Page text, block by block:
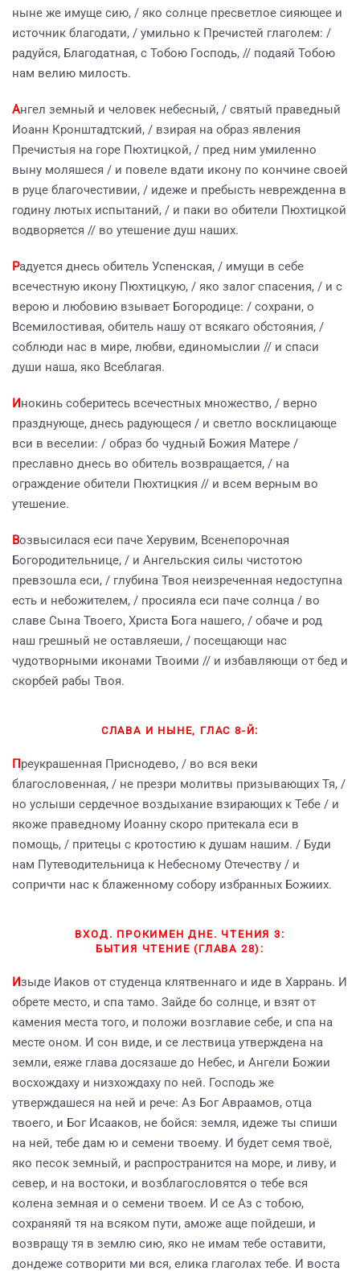
ныне же имуще сию, / яко солнце пресветлое сияющее и
источник благодати, / умильно к Пречистей глаголем: /
радуйся, Благодатная, с Тобою Господь, // подаяй Тобою
нам велию милость.
Ангел земный и человек небесный, / святый праведный
Иоанн Кронштадтский, / взирая на образ явления
Пречистыя на горе Пюхтицкой, / пред ним умиленно
выну моляшеся / и повеле вдати икону по кончине своей
в руце благочестивии, / идеже и пребысть неврежденна в
годину лютых испытаний, / и паки во обители Пюхтицкой
водворяется // во утешение душ наших.
Радуется днесь обитель Успенская, / имущи в себе
всечестную икону Пюхтицкую, / яко залог спасения, / и с
верою и любовию взывает Богородице: / сохрани, о
Всемилостивая, обитель нашу от всякаго обстояния, /
соблюди нас в мире, любви, единомыслии // и спаси
души наша, яко Всеблагая.
Инокинь соберитесь всечестных множество, / верно
празднующе, днесь радующеся / и светло восклицающе
вси в веселии: / образ бо чудный Божия Матере /
преславно днесь во обитель возвращается, / на
ограждение обители Пюхтицкия // и всем верным во
утешение.
Возвысилася еси паче Херувим, Всенепорочная
Богородительнице, / и Ангельския силы чистотою
превзошла еси, / глубина Твоя неизреченная недоступна
есть и небожителем, / просияла еси паче солнца / во
славе Сына Твоего, Христа Бога нашего, / обаче и род
наш грешный не оставляеши, / посещающи нас
чудотворными иконами Твоими // и избавляющи от бед и
скорбей рабы Твоя.
СЛАВА И НЫНЕ, ГЛАС 8-Й:
Преукрашенная Приснодево, / во вся веки
благословенная, / не презри молитвы призывающих Тя, /
но услыши сердечное воздыхание взирающих к Тебе / и
якоже праведному Иоанну скоро притекала еси в
помощь, / притецы с кротостию к душам нашим. / Буди
нам Путеводительница к Небесному Отечеству / и
сопричти нас к блаженному собору избранных Божиих.
ВХОД. ПРОКИМЕН ДНЕ. ЧТЕНИЯ 3:
БЫТИЯ ЧТЕНИЕ (ГЛАВА 28):
Изыде Иаков от студенца клятвеннаго и иде в Харрань. И
обрете место, и спа тамо. Зайде бо солнце, и взят от
камения места того, и положи возглавие себе, и спа на
месте оном. И сон виде, и се лествица утверждена на
земли, еяже глава досязаше до Небес, и Ангели Божии
восхождаху и низхождаху по ней. Господь же
утверждашеся на ней и рече: Аз Бог Авраамов, отца
твоего, и Бог Исааков, не бойся: земля, идеже ты спиши
на ней, тебе дам ю и семени твоему. И будет семя твоё,
яко песок земный, и распространится на море, и ливу, и
север, и на востоки, и возблагословятся о тебе вся
колена земная и о семени твоем. И се Аз с тобою,
сохраняяй тя на всяком пути, аможе аще пойдеши, и
возвращу тя в землю сию, яко не имам тебе оставити,
дондеже сотворити ми вся, елика глаголах тебе. И воста